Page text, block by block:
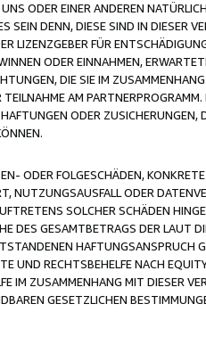
ODER EINER ANDEREN
SEIN DENN, DIESE SIND IN DIESER
LIZENZGEBER FÜR
ODER EINNAHMEN,
DIE SIE IM
AM
ODER ZUSICHERUNGEN,
ODER FOLGESCHÄDEN,
NUTZUNGSAUSFALL ODER
SOLCHER SCHÄDEN
DES GESAMTBETRAGS DER LAUT
HAFTUNGSANSPRUCH
UND RECHTSBEHELFE NACH
IM ZUSAMMENHANG MIT DIESER
GESETZLICHEN